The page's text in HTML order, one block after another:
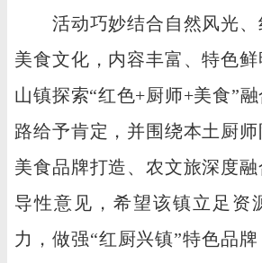
活动巧妙结合自然风光、
美食文化，内容丰富、特色
山镇探索“红色+厨师+美食”
路给予肯定，并围绕本土厨
美食品牌打造、农文旅深度
导性意见，希望该镇立足资
力，做强“红厨兴镇”特色品